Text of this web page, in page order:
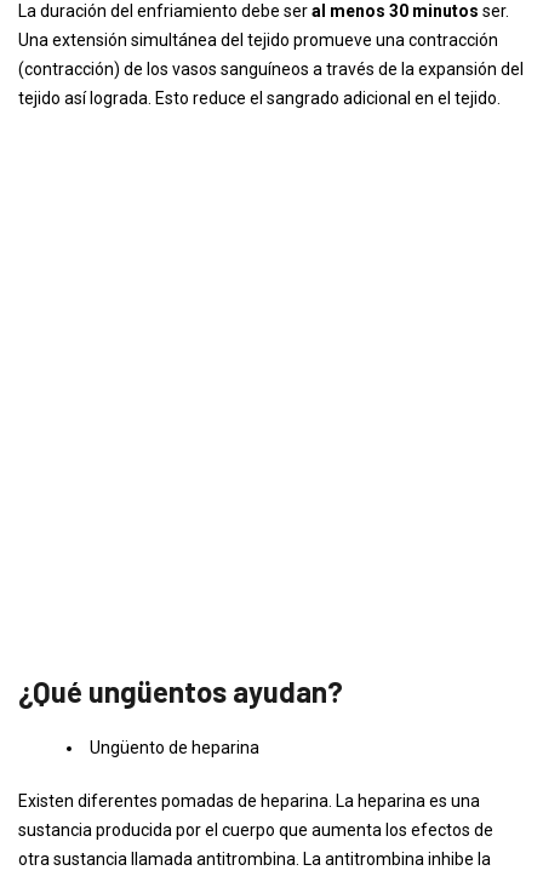
La duración del enfriamiento debe seral menos 30 minutos ser.
Una extensión simultánea del tejido promueve una contracción
(contracción) de los vasos sanguíneos a través de la expansión del
tejido así lograda. Esto reduce el sangrado adicional en el tejido.
¿Qué ungüentos ayudan?
Ungüento de heparina
Existen diferentes pomadas de heparina. La heparina es una
sustancia producida por el cuerpo que aumenta los efectos de
otra sustancia llamada antitrombina. La antitrombina inhibe la